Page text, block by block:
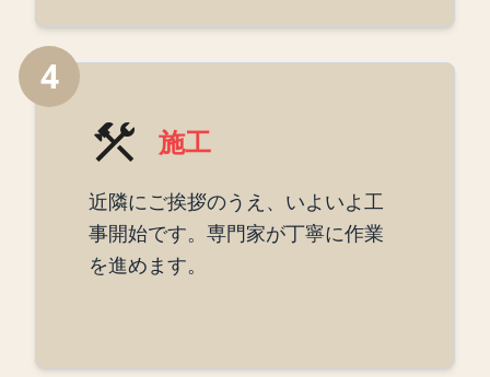
4
施工
近隣にご挨拶のうえ、いよいよ工
事開始です。専門家が丁寧に作業
を進めます。